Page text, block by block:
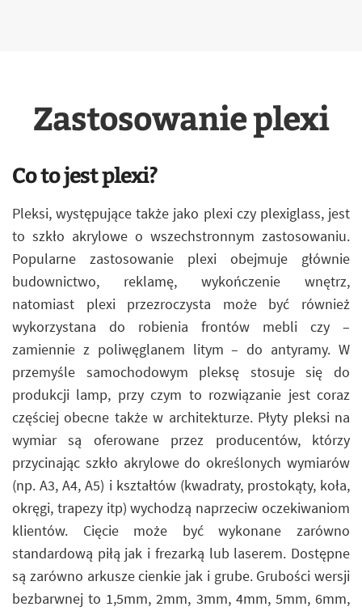
Zastosowanie plexi
Co to jest plexi?
Pleksi, występujące także jako plexi czy plexiglass, jest
to szkło akrylowe o wszechstronnym zastosowaniu.
Popularne zastosowanie plexi obejmuje głównie
budownictwo, reklamę, wykończenie wnętrz,
natomiast plexi przezroczysta może być również
wykorzystana do robienia frontów mebli czy –
zamiennie z poliwęglanem litym – do antyramy. W
przemyśle samochodowym pleksę stosuje się do
produkcji lamp, przy czym to rozwiązanie jest coraz
częściej obecne także w architekturze. Płyty pleksi na
wymiar są oferowane przez producentów, którzy
przycinając szkło akrylowe do określonych wymiarów
(np. A3, A4, A5) i kształtów (kwadraty, prostokąty, koła,
okręgi, trapezy itp) wychodzą naprzeciw oczekiwaniom
klientów. Cięcie może być wykonane zarówno
standardową piłą jak i frezarką lub laserem. Dostępne
są zarówno arkusze cienkie jak i grube. Grubości wersji
bezbarwnej to 1,5mm, 2mm, 3mm, 4mm, 5mm, 6mm,